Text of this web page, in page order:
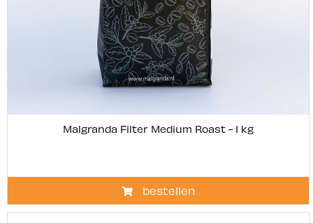
Malgranda Filter Medium Roast - 1 kg
bestellen